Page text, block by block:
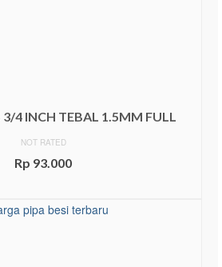
3/4 INCH TEBAL 1.5MM FULL
NOT RATED
Rp 93.000